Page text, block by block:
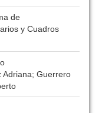
de
y Cuadros
Adriana; Guerrero